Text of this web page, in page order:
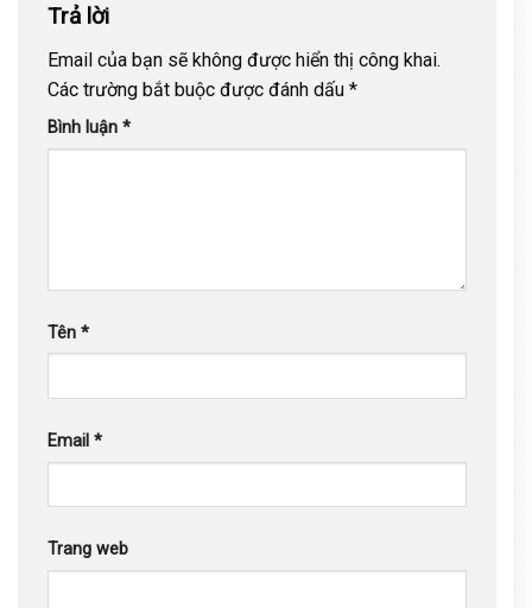
Trả lời
Email của bạn sẽ không được hiển thị công khai.
Các trường bắt buộc được đánh dấu *
Bình luận *
Tên *
Email *
Trang web